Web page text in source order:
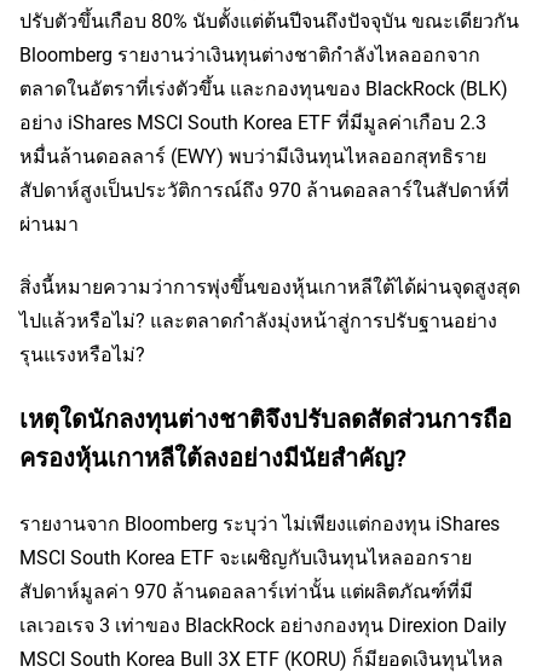
ปรับตัวขึ้นเกือบ 80% นับตั้งแต่ต้นปีจนถึงปัจจุบัน ขณะเดียวกัน
Bloomberg รายงานว่าเงินทุนต่างชาติกำลังไหลออกจาก
ตลาดในอัตราที่เร่งตัวขึ้น และกองทุนของ BlackRock (BLK)
อย่าง iShares MSCI South Korea ETF ที่มีมูลค่าเกือบ 2.3
หมื่นล้านดอลลาร์ (EWY) พบว่ามีเงินทุนไหลออกสุทธิราย
สัปดาห์สูงเป็นประวัติการณ์ถึง 970 ล้านดอลลาร์ในสัปดาห์ที่
ผ่านมา
สิ่งนี้หมายความว่าการพุ่งขึ้นของหุ้นเกาหลีใต้ได้ผ่านจุดสูงสุด
ไปแล้วหรือไม่? และตลาดกำลังมุ่งหน้าสู่การปรับฐานอย่าง
รุนแรงหรือไม่?
เหตุใดนักลงทุนต่างชาติจึงปรับลดสัดส่วนการถือ
ครองหุ้นเกาหลีใต้ลงอย่างมีนัยสำคัญ?
รายงานจาก Bloomberg ระบุว่า ไม่เพียงแต่กองทุน iShares
MSCI South Korea ETF จะเผชิญกับเงินทุนไหลออกราย
สัปดาห์มูลค่า 970 ล้านดอลลาร์เท่านั้น แต่ผลิตภัณฑ์ที่มี
เลเวอเรจ 3 เท่าของ BlackRock อย่างกองทุน Direxion Daily
MSCI South Korea Bull 3X ETF (KORU) ก็มียอดเงินทุนไหล